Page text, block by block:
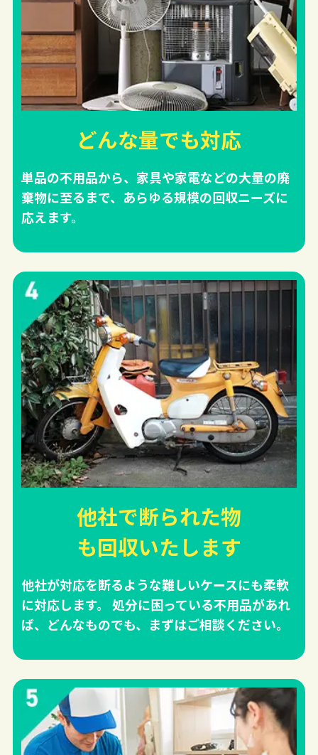
どんな量でも対応
単品の不用品から、家具や家電などの大量の廃
棄物に至るまで、あらゆる規模の回収ニーズに
応えます。
他社で断られた物
も回収いたします
他社が対応を断るような難しいケースにも柔軟
に対応します。 処分に困っている不用品があれ
ば、どんなものでも、まずはご相談ください。